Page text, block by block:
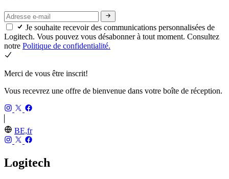
Je souhaite recevoir des communications personnalisées de
Logitech. Vous pouvez vous désabonner à tout moment. Consultez
notre Politique de confidentialité.
Merci de vous être inscrit!
Vous recevrez une offre de bienvenue dans votre boîte de réception.
BE,fr
Logitech